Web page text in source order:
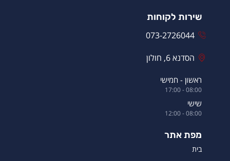
שירות לקוחות
073-2726044
הסדנא 6, חולון
ראשון - חמישי
08:00 - 17:00
שישי
08:00 - 12:00
מפת אתר
בית